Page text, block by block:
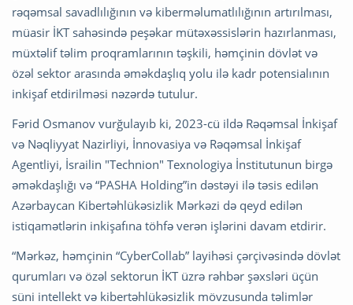
rəqəmsal savadlılığının və kiberməlumatlılığının artırılması,
müasir İKT sahəsində peşəkar mütəxəssislərin hazırlanması,
müxtəlif təlim proqramlarının təşkili, həmçinin dövlət və
özəl sektor arasında əməkdaşlıq yolu ilə kadr potensialının
inkişaf etdirilməsi nəzərdə tutulur.
Fərid Osmanov vurğulayıb ki, 2023-cü ildə Rəqəmsal İnkişaf
və Nəqliyyat Nazirliyi, İnnovasiya və Rəqəmsal İnkişaf
Agentliyi, İsrailin "Technion" Texnologiya İnstitutunun birgə
əməkdaşlığı və “PASHA Holding”in dəstəyi ilə təsis edilən
Azərbaycan Kibertəhlükəsizlik Mərkəzi də qeyd edilən
istiqamətlərin inkişafına töhfə verən işlərini davam etdirir.
“Mərkəz, həmçinin “CyberCollab” layihəsi çərçivəsində dövlət
qurumları və özəl sektorun İKT üzrə rəhbər şəxsləri üçün
süni intellekt və kibertəhlükəsizlik mövzusunda təlimlər